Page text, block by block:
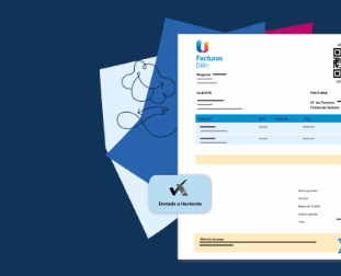
— Charla sobre factura electrónica
Autónomos y Emprendedores
— Entrevista sobre Ley Antifraude y
Expansión .
— Entrevista sobre Ley Antifraude y
La Razón.
— Entrevista sobre factura